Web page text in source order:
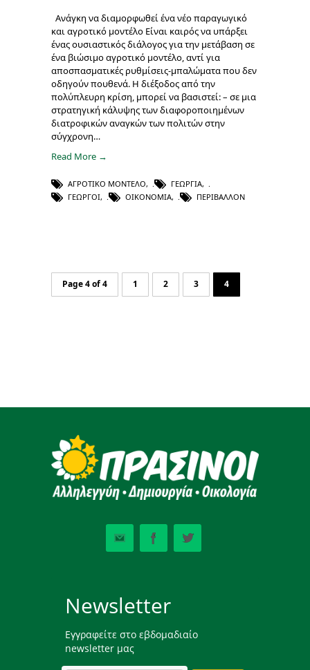
Ανάγκη να διαμορφωθεί ένα νέο παραγωγικό
και αγροτικό μοντέλο Είναι καιρός να υπάρξει
ένας ουσιαστικός διάλογος για την μετάβαση σε
ένα βιώσιμο αγροτικό μοντέλο, αντί για
αποσπασματικές ρυθμίσεις-μπαλώματα που δεν
οδηγούν πουθενά. Η διέξοδος από την
πολύπλευρη κρίση, μπορεί να βασιστεί: – σε μια
στρατηγική κάλυψης των διαφοροποιημένων
διατροφικών αναγκών των πολιτών στην
σύγχρονη…
Read More →
ΑΓΡΟΤΙΚΌ ΜΟΝΤΈΛΟ, ΓΕΩΡΓΊΑ,
ΓΕΩΡΓΟΊ, ΟΙΚΟΝΟΜΊΑ, ΠΕΡΙΒΆΛΛΟΝ
Page 4 of 4 1 2 3 4
Newsletter
Εγγραφείτε στο εβδομαδιαίο
newsletter μας